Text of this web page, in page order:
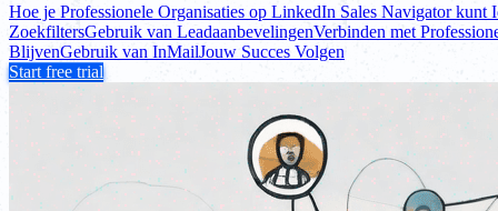
Hoe je Professionele Organisaties op LinkedIn Sales Navigator kunt
ZoekfiltersGebruik van LeadaanbevelingenVerbinden met
BlijvenGebruik van InMailJouw Succes Volgen
Start free trial